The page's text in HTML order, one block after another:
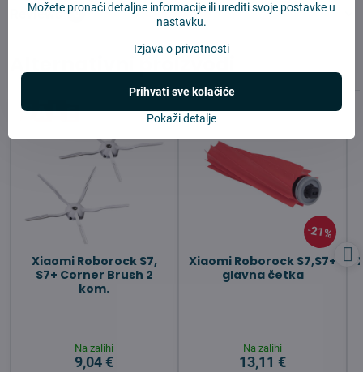
Reviews 0
Alternativni proizvodi
Xiaomi Roborock S7,
S7+ Corner Brush 2
kom.
Na zalihi
9,04 €
21%
Xiaomi Roborock S7,S7+
glavna četka
Na zalihi
13,11 €
Možete pronaći detaljne informacije ili urediti svoje postavke u
nastavku.
Izjava o privatnosti
Pokaži detalje
Prihvati sve kolačiće